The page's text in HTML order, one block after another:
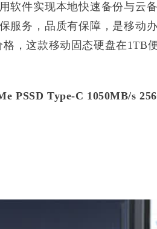
软件实现本地快速备份与云
服务，品质有保障，是移动
，这款移动固态硬盘在1TB
PSSD Type-C 1050MB/s